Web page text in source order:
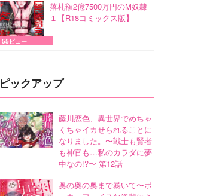
落札額2億7500万円のM奴隷
１【R18コミックス版】
55ビュー
ピックアップ
藤川恋色、異世界でめちゃ
くちゃイカせられることに
なりました。〜戦士も賢者
も神官も…私のカラダに夢
中なの!?〜 第12話
奥の奥の奥まで暴いて〜ポ